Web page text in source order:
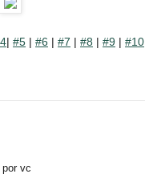
| #5 | #6 | #7 | #8 | #9 | #10
vc